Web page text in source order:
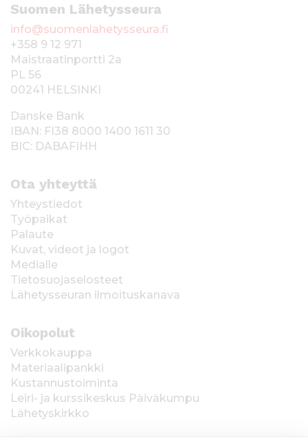
Suomen Lähetysseura
info@suomenlahetysseura.fi
+358 9 12 971
Maistraatinportti 2a
PL 56
00241 HELSINKI
Danske Bank
IBAN: FI38 8000 1400 1611 30
BIC: DABAFIHH
Ota yhteyttä
Yhteystiedot
Työpaikat
Palaute
Kuvat, videot ja logot
Medialle
Tietosuojaselosteet
Lähetysseuran ilmoituskanava
Oikopolut
Verkkokauppa
Materiaalipankki
Kustannustoiminta
Leiri- ja kurssikeskus Päiväkumpu
Lähetyskirkko